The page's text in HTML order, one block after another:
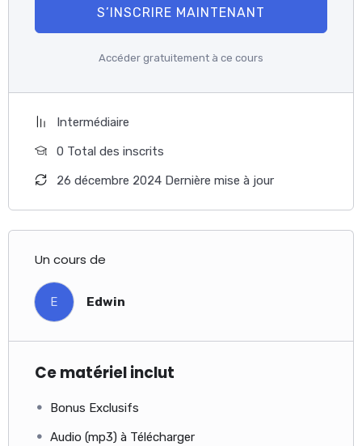
S’INSCRIRE MAINTENANT
Accéder gratuitement à ce cours
Intermédiaire
0 Total des inscrits
26 décembre 2024 Dernière mise à jour
Un cours de
E Edwin
Ce matériel inclut
Bonus Exclusifs
Audio (mp3) à Télécharger